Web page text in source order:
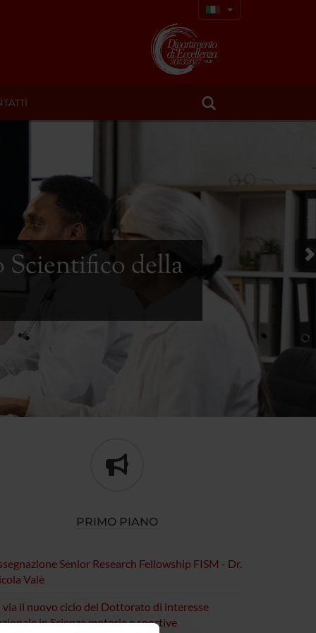
della
PRIMO PIANO
Senior Research Fellowship FISM - Dr.
Valè
via il nuovo ciclo del Dottorato di interesse
in Scienze motorie e sportive